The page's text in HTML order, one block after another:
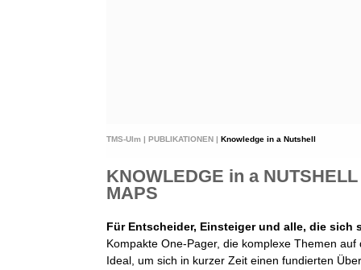
TMS-Ulm | PUBLIKATIONEN | Knowledge in a Nutshell
KNOWLEDGE in a
MAPS
Für Entscheider, Einsteiger und alle, die sich
Kompakte One-Pager, die komplexe Themen
Ideal, um sich in kurzer Zeit einen fundierten